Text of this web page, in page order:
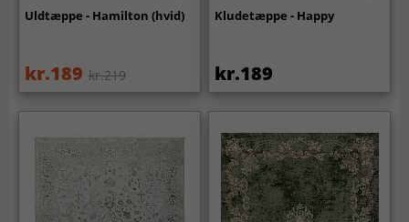
Uldtæppe - Hamilton (hvid)
kr.189 kr.219
Kludetæppe - Happy
kr.189